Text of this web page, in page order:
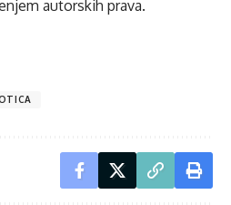
autorskih prava.